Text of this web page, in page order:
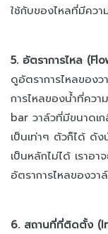
ใช้กับของไหลที่มีคว
5. อัตราการไหล
ดูอัตราการไหลของ
การไหลของน้ำที่ควา
bar วาล์วที่มีขนาดเ
เป็นเท่าๆ ตัวก็ได้ ดัง
เป็นหลักไม่ได้ เราอ
อัตราการไหลของวา
6. สถานที่ที่ติดตั้ง